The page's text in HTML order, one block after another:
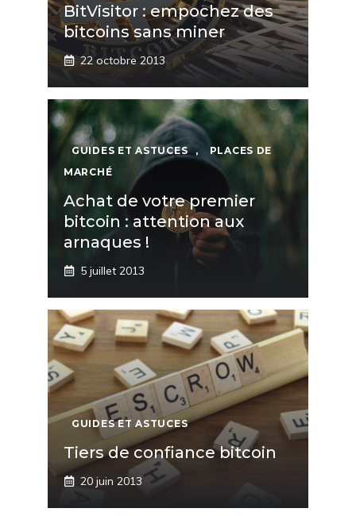
BitVisitor : empochez des
bitcoins sans miner
22 octobre 2013
GUIDES ET ASTUCES ,
PLACES DE
MARCHÉ
Achat de votre premier
bitcoin : attention aux
arnaques !
5 juillet 2013
GUIDES ET ASTUCES
Tiers de confiance bitcoin
20 juin 2013